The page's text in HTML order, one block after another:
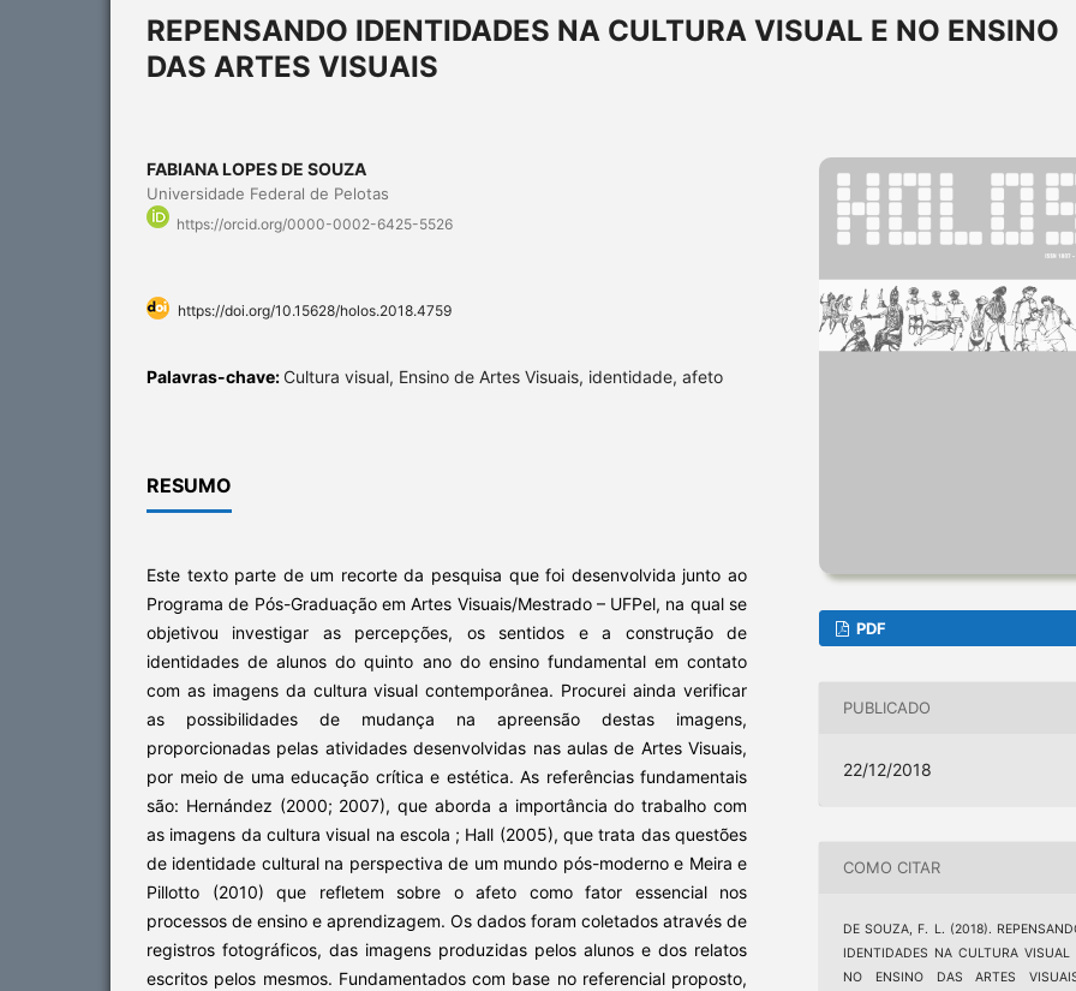
REPENSANDO IDENTIDADES NA CULTURA VISUAL E NO ENSINO
DAS ARTES VISUAIS
FABIANA LOPES DE SOUZA
Universidade Federal de Pelotas
https://orcid.org/0000-0002-6425-5526
https://doi.org/10.15628/holos.2018.4759
Palavras-chave: Cultura visual, Ensino de Artes Visuais, identidade, afeto
RESUMO
Este texto parte de um recorte da pesquisa que foi desenvolvida junto ao
Programa de Pós-Graduação em Artes Visuais/Mestrado – UFPel, na qual se
objetivou investigar as percepções, os sentidos e a construção de
identidades de alunos do quinto ano do ensino fundamental em contato
com as imagens da cultura visual contemporânea. Procurei ainda verificar
as possibilidades de mudança na apreensão destas imagens,
proporcionadas pelas atividades desenvolvidas nas aulas de Artes Visuais,
por meio de uma educação crítica e estética. As referências fundamentais
são: Hernández (2000; 2007), que aborda a importância do trabalho com
as imagens da cultura visual na escola ; Hall (2005), que trata das questões
de identidade cultural na perspectiva de um mundo pós-moderno e Meira e
Pillotto (2010) que refletem sobre o afeto como fator essencial nos
processos de ensino e aprendizagem. Os dados foram coletados através de
registros fotográficos, das imagens produzidas pelos alunos e dos relatos
escritos pelos mesmos. Fundamentados com base no referencial proposto,
PDF
PUBLICADO
22/12/2018
COMO CITAR
DE SOUZA, F. L. (2018).
IDENTIDADES NA CULTURA VISUAL
NO ENSINO DAS ARTES